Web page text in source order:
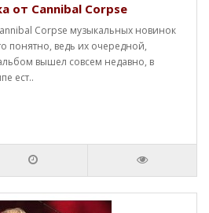
от Cannibal Corpse
Corpse музыкальных новинок
понятно, ведь их очередной,
вышел совсем недавно, в
ест..